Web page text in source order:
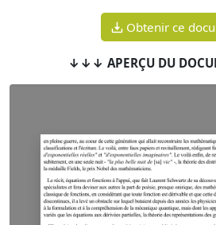
Obtenir ce
↓↓↓ APERÇU DU